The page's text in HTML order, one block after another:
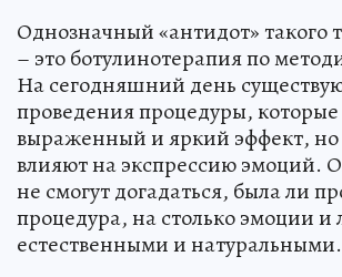
Однозначный «антидот»
– это ботулинотерапия по
На сегодняшний день
проведения процедуры,
выраженный и яркий эффект,
влияют на экспрессию эмоций.
не смогут догадаться, была ли
процедура, на столько эмоции и
естественными и натуральными.